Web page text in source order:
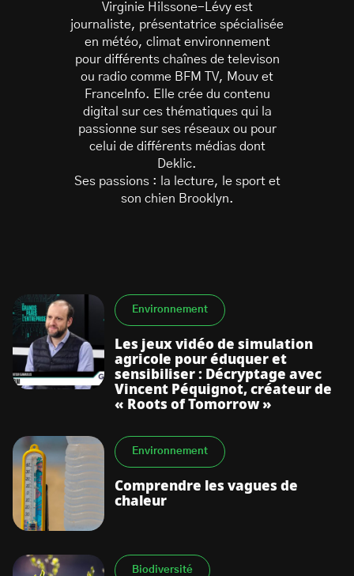
Virginie Hilssone-Lévy est
journaliste, présentatrice spécialisée
en météo, climat environnement
pour différents chaînes de televison
ou radio comme BFM TV, Mouv et
FranceInfo. Elle crée du contenu
digital sur ces thématiques qui la
passionne sur ses réseaux ou pour
celui de différents médias dont
Deklic.
Ses passions : la lecture, le sport et
son chien Brooklyn.
Environnement
Les jeux vidéo de simulation
agricole pour éduquer et
sensibiliser : Décryptage avec
Vincent Péquignot, créateur de
« Roots of Tomorrow »
Environnement
Comprendre les vagues de
chaleur
Biodiversité
Inspiré.es inspirant.es
S’abonner à la newsletter